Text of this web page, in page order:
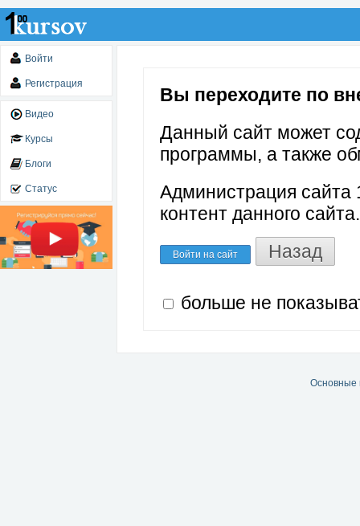
Войти
Регистрация
Видео
Курсы
Блоги
Статус
Вы переходите по
Данный сайт может
программы, а также
Администрация сайта
контент данного сайта.
Войти на сайт Назад
больше не
Основные